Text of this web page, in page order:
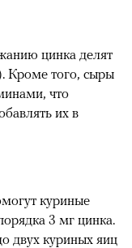
цинка делят
Кроме того, сыры
что
их в
куриные
3 мг цинка.
двух куриных яиц